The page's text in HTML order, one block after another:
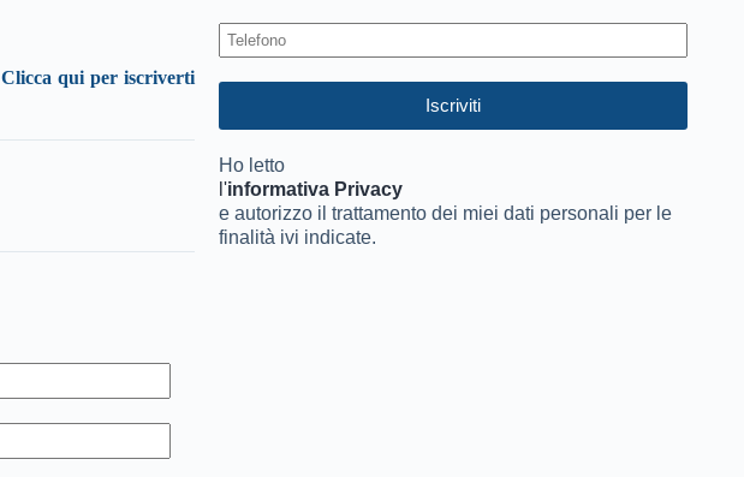
Clicca qui per iscriverti
Ho letto
l'informativa Privacy
e autorizzo il trattamento dei miei dati personali per le
finalità ivi indicate.